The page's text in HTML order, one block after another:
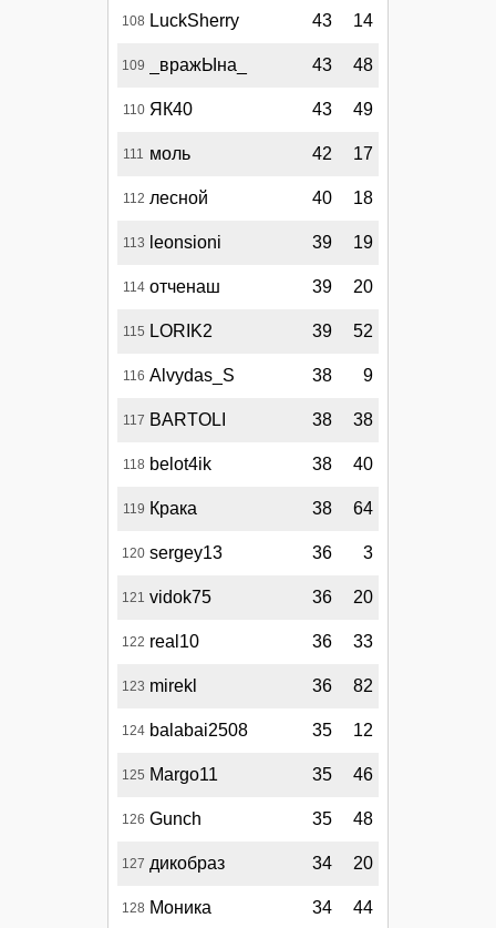
108 LuckSherry 43 14
109 _вражЫна_ 43 48
110 ЯК40 43 49
111 моль 42 17
112 лесной 40 18
113 leonsioni 39 19
114 отченаш 39 20
115 LORIK2 39 52
116 Alvydas_S 38 9
117 BARTOLI 38 38
118 belot4ik 38 40
119 Крака 38 64
120 sergey13 36 3
121 vidok75 36 20
122 real10 36 33
123 mirekl 36 82
124 balabai2508 35 12
125 Margo11 35 46
126 Gunch 35 48
127 дикобраз 34 20
128 Моника 34 44